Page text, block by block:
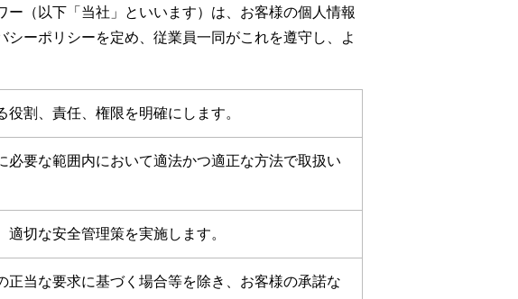
（以下「当社」といいます）は、お客様の個人情報
ーポリシーを定め、従業員一同がこれを遵守し、よ
割、責任、権限を明確にします。
要な範囲内において適法かつ適正な方法で取扱い
切な安全管理策を実施します。
当な要求に基づく場合等を除き、お客様の承諾な